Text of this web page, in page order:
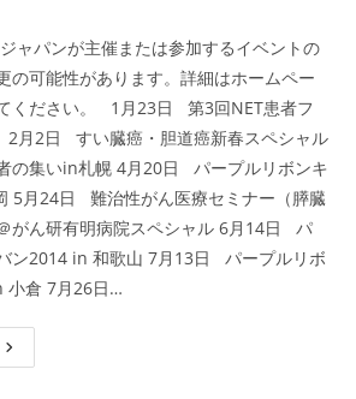
ャパンが主催または参加するイベントの
の可能性があります。詳細はホームペー
ください。 1月23日 第3回NET患者フ
2月2日 すい臓癌・胆道癌新春スペシャル
の集いin札幌 4月20日 パープルリボンキ
5月24日 難治性がん医療セミナー（膵臓
有明病院スペシャル 6月14日 パ
ン2014 in 和歌山 7月13日 パープルリボ
小倉 7月26日…
2014